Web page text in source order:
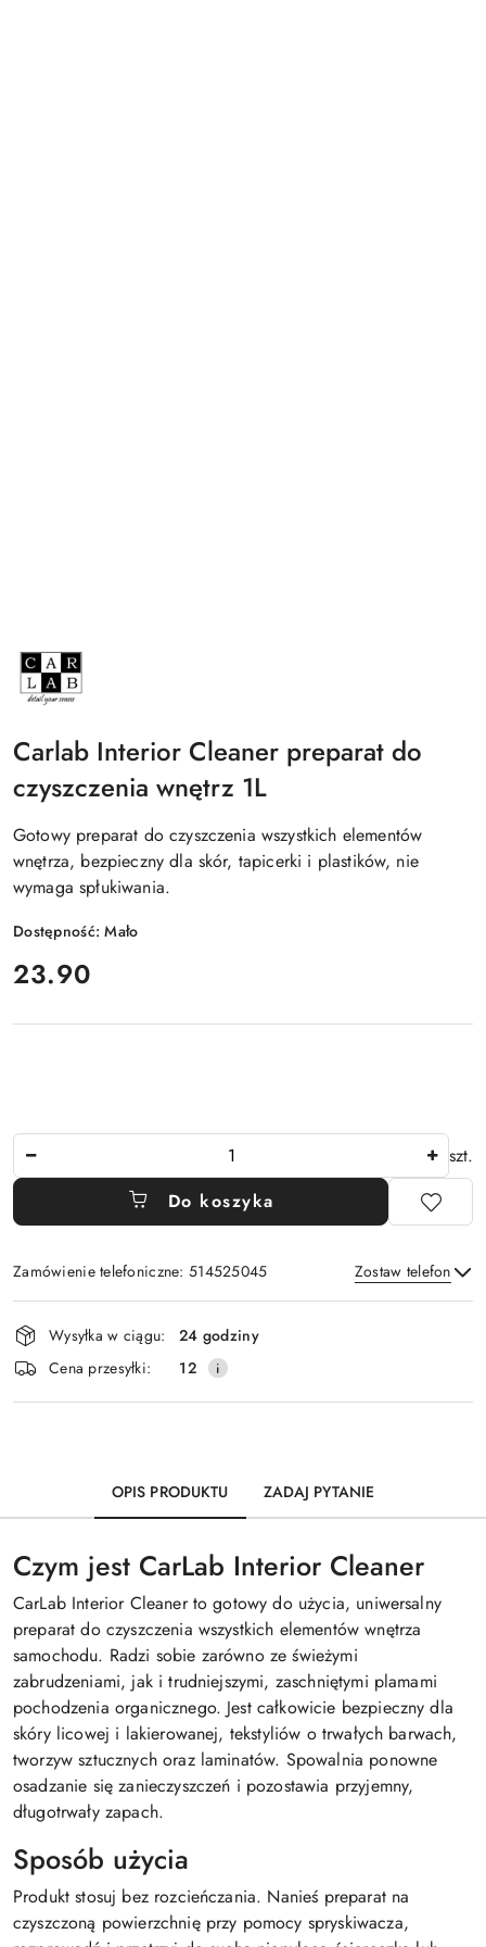
NAZWA
PRODUCENTA:
CARLAB
Carlab Interior Cleaner preparat do
czyszczenia wnętrz 1L
Gotowy preparat do czyszczenia wszystkich elementów
wnętrza, bezpieczny dla skór, tapicerki i plastików, nie
wymaga spłukiwania.
Dostępność:Mało
cena:
23.90
szt.
Do koszyka
Zamówienie telefoniczne: 514525045 Zostaw telefon
Wyślij
Dostępność
i
dostawa
Wysyłka w ciągu:
24 godziny
Cena przesyłki:
12
OPIS PRODUKTU ZADAJ PYTANIE
Czym jest CarLab Interior Cleaner
CarLab Interior Cleaner to gotowy do użycia, uniwersalny
preparat do czyszczenia wszystkich elementów wnętrza
samochodu. Radzi sobie zarówno ze świeżymi
zabrudzeniami, jak i trudniejszymi, zaschniętymi plamami
pochodzenia organicznego. Jest całkowicie bezpieczny dla
skóry licowej i lakierowanej, tekstyliów o trwałych barwach,
tworzyw sztucznych oraz laminatów. Spowalnia ponowne
osadzanie się zanieczyszczeń i pozostawia przyjemny,
długotrwały zapach.
Sposób użycia
Produkt stosuj bez rozcieńczania. Nanieś preparat na
czyszczoną powierzchnię przy pomocy spryskiwacza,